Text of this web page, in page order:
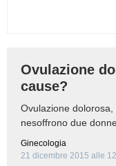
Ovulazione
cause?
Ovulazione
nesoffrono due
Ginecologia
21 dicembre 2015 alle